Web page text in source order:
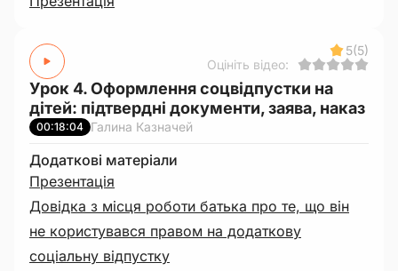
5(5)
Оцініть відео:
Урок 4. Оформлення соцвідпустки на
дітей: підтвердні документи, заява, наказ
00:18:04 Галина Казначей
Додаткові матеріали
Презентація
Довідка з місця роботи батька про те, що він
не користувався правом на додаткову
соціальну відпустку